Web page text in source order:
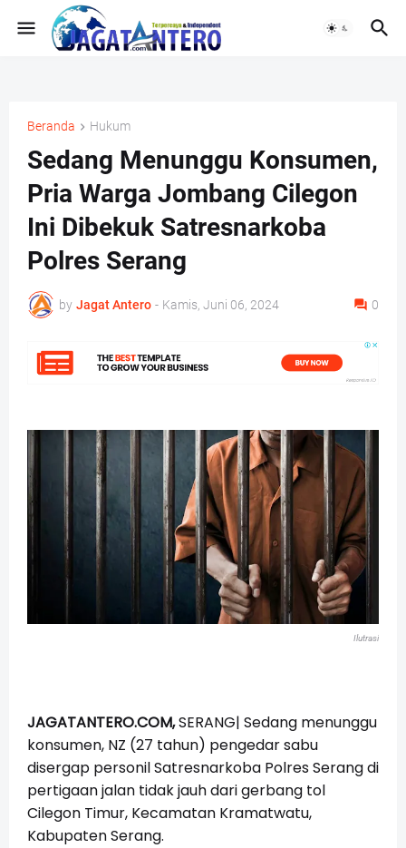
Beranda Hukum
Sedang Menunggu Konsumen,
Pria Warga Jombang Cilegon
Ini Dibekuk Satresnarkoba
Polres Serang
by Jagat Antero - Kamis, Juni 06, 2024 0
Ilutrasi
JAGATANTERO.COM,SERANG| Sedang menunggu
konsumen, NZ (27 tahun) pengedar sabu
disergap personil Satresnarkoba Polres Serang di
pertigaan jalan tidak jauh dari gerbang tol
Cilegon Timur, Kecamatan Kramatwatu,
Kabupaten Serang.